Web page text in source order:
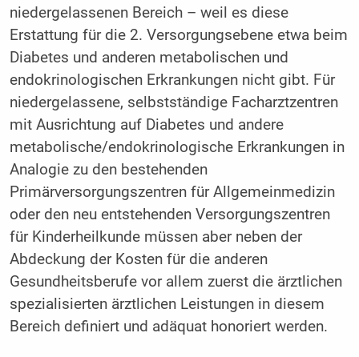
niedergelassenen Bereich – weil es diese
Erstattung für die 2. Versorgungsebene etwa beim
Diabetes und anderen metabolischen und
endokrinologischen Erkrankungen nicht gibt. Für
niedergelassene, selbstständige Facharztzentren
mit Ausrichtung auf Diabetes und andere
metabolische/endokrinologische Erkrankungen in
Analogie zu den bestehenden
Primärversorgungszentren für Allgemeinmedizin
oder den neu entstehenden Versorgungszentren
für Kinderheilkunde müssen aber neben der
Abdeckung der Kosten für die anderen
Gesundheitsberufe vor allem zuerst die ärztlichen
spezialisierten ärztlichen Leistungen in diesem
Bereich definiert und adäquat honoriert werden.